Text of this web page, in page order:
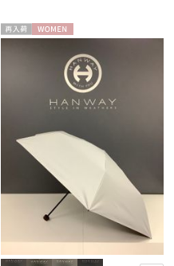
再入 WOME